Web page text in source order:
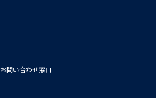
お問い合わせ窓口